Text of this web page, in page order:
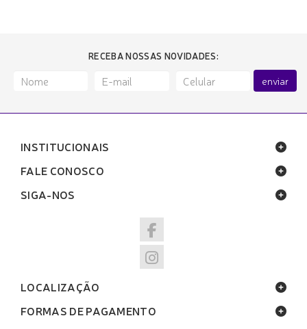
RECEBA NOSSAS NOVIDADES:
enviar
INSTITUCIONAIS
FALE CONOSCO
SIGA-NOS
LOCALIZAÇÃO
FORMAS DE PAGAMENTO